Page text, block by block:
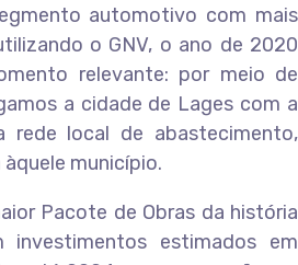
automotivo com mais
o GNV, o ano de 2020
relevante: por meio de
a cidade de Lages com a
rede local de abastecimento,
município.
Pacote de Obras da história
investimentos estimados em